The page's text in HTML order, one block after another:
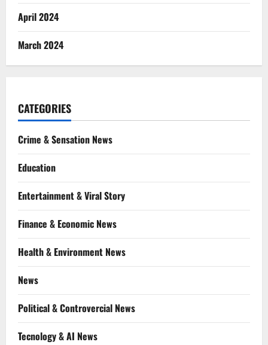
April 2024
March 2024
CATEGORIES
Crime & Sensation News
Education
Entertainment & Viral Story
Finance & Economic News
Health & Environment News
News
Political & Controvercial News
Tecnology & AI News